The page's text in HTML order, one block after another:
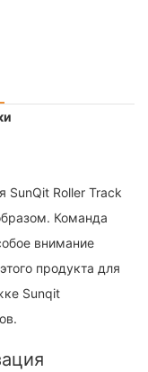
SunQit Roller Track
Команда
внимание
продукта для
Sunqit